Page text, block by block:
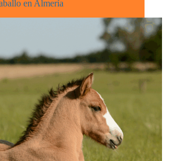
en Almería